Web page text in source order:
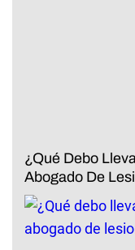
¿Qué Debo
Abogado De